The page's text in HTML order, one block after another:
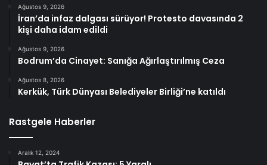
Ağustos 9, 2026
İran’da infaz dalgası sürüyor! Protesto davasında 2
kişi daha idam edildi
Ağustos 9, 2026
Bodrum’da Cinayet: Sanığa Ağırlaştırılmış Ceza
Ağustos 8, 2026
Kerkük, Türk Dünyası Belediyeler Birliği’ne katıldı
Rastgele Haberler
Aralık 12, 2024